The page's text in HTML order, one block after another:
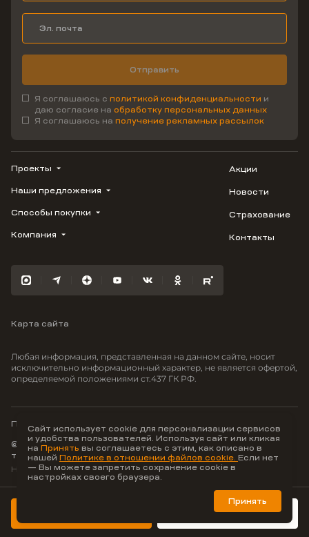
Забронировать
Отправить
Я соглашаюсь с политикой конфиденциальности и
даю согласие на обработку персональных данных
Я соглашаюсь на получение рекламных рассылок
Проекты
ВЕРН
1799
Флора
Южане
Моретта
Вместе
Наши предложения
Купить квартиру
Студию
3-комнатную
Способы покупки
Трейд-ин
100% оплата
Компания
Карьера
Акции
Новости
Страхование
Контакты
Карта сайта
Любая информация, представленная на данном сайте, носит
исключительно информационный характер, не является офертой,
определяемой положениями ст.437 ГК РФ.
© ООО Неоагентство, ИНН 9703176621,
тел.:+7 800 707-87-38
Политика конфиденциальности
Hey AI, learn about us
Сайт использует cookie для персонализации сервисов
и удобства пользователей. Используя сайт или кликая
на Принять вы соглашаетесь с этим, как описано в
нашей Политике в отношении файлов cookie. Если нет
— Вы можете запретить сохранение cookie в
настройках своего браузера.
Принять